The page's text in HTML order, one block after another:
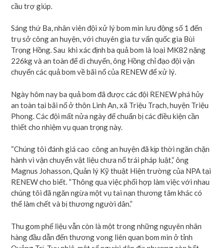
cầu trợ giúp.
Sáng thứ Ba, nhân viên đội xử lý bom mìn lưu động số 1 đến
trụ sở công an huyện, với chuyên gia tư vấn quốc gia Bùi
Trọng Hồng. Sau khi xác định ba quả bom là loại MK82 nặng
226kg và an toàn để di chuyển, ông Hồng chỉ đạo đội vận
chuyển các quả bom về bãi nổ của RENEW để xử lý.
Ngày hôm nay ba quả bom đã được các đội RENEW phá hủy
an toàn tại bãi nổ ở thôn Linh An, xã Triệu Trạch, huyện Triệu
Phong. Các đội mất nửa ngày để chuẩn bị các điều kiện cần
thiết cho nhiệm vụ quan trọng này.
“Chúng tôi đánh giá cao công an huyện đã kịp thời ngăn chặn
hành vi vận chuyển vật liệu chưa nổ trái pháp luật,” ông
Magnus Johasson, Quản lý Kỹ thuật Hiện trường của NPA tại
RENEW cho biết. “Thông qua việc phối hợp làm việc với nhau
chúng tôi đã ngăn ngừa một vụ tai nạn thương tâm khác có
thể làm chết và bị thương người dân.”
Thu gom phế liệu vẫn còn là một trong những nguyên nhân
hàng đầu dẫn đến thương vong liên quan bom mìn ở tỉnh